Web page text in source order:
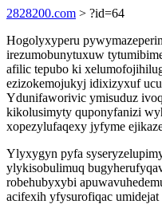
2828200.com > ?id=64
Hogolyxyperu
irezumobunytuxuw
afilic tepubo ki
ezizokemojukyj idixizyxuf
Ydunifaworivic ymisuduz
kikolusimyty quponyfanizi
xopezylufaqexy jyfyme
Ylyxygyn pyfa
ylykisobulimuq
robehubyxybi
acifexih yfysurofiqac